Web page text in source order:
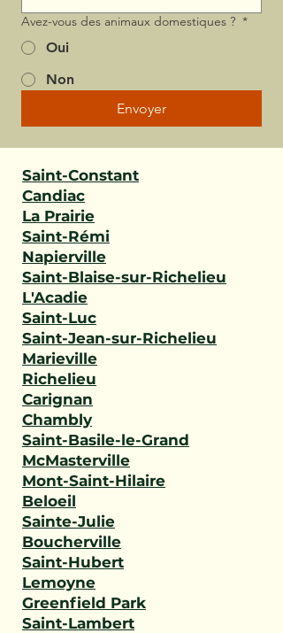
Avez-vous des animaux domestiques ? *
Oui
Non
Envoyer
Saint-Constant
Candiac
La Prairie
Saint-Rémi
Napierville
Saint-Blaise-sur-Richelieu
L'Acadie
Saint-Luc
Saint-Jean-sur-Richelieu
Marieville
Richelieu
Carignan
Chambly
Saint-Basile-le-Grand
McMasterville
Mont-Saint-Hilaire
Beloeil
Sainte-Julie
Boucherville
Saint-Hubert
Lemoyne
Greenfield Park
Saint-Lambert